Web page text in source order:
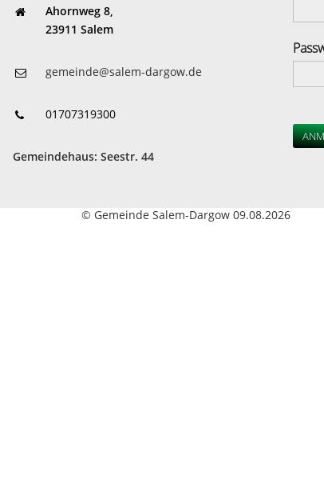
Ahornweg 8,
23911 Salem
gemeinde@salem-dargow.de
01707319300
Gemeindehaus: Seestr. 44
© Gemeinde Salem-Dargow 09.08.2026